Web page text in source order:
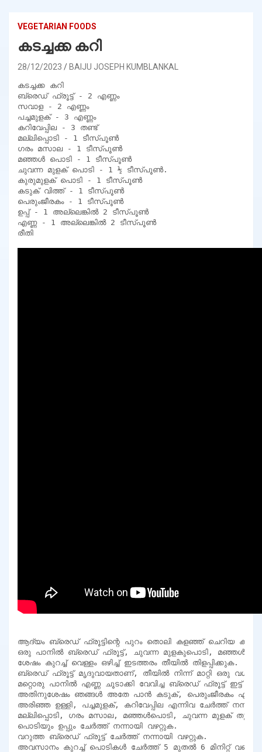
VEGETARIAN FOODS
കടച്ചക്ക കറി
28/12/2023 BAIJU JOSEPH KUMBLANKAL
കടച്ചക്ക കറി
ബ്രെഡ് ഫ്രൂട്ട് - 2 എണ്ണം
സവാള - 2 എണ്ണം
പച്ചമുളക് - 3 എണ്ണം
കറിവേപ്പില - 3 തണ്ട്
മല്ലിപ്പൊടി - 1 ടീസ്പൂൺ
ഗരം മസാല - 1 ടീസ്പൂൺ
മഞ്ഞൾ പൊടി - 1 ടീസ്പൂൺ
ചുവന്ന മുളക് പൊടി - 1 ½ ടീസ്പൂൺ.
കുരുമുളക് പൊടി - 1 ടീസ്പൂൺ
കടുക് വിത്ത് - 1 ടീസ്പൂൺ
പെരുംജീരകം - 1 ടീസ്പൂൺ
ഉപ്പ് - 1 അല്ലെങ്കിൽ 2 ടീസ്പൂൺ
എണ്ണ - 1 അല്ലെങ്കിൽ 2 ടീസ്പൂൺ
രീതി
ആദ്യം ബ്രെഡ് ഫ്രൂട്ടിന്റെ പുറം തൊലി കളഞ്ഞ് ചെറിയ
ഒരു പാനിൽ ബ്രെഡ് ഫ്രൂട്ട്, ചുവന്ന മുളകുപൊടി,
ശേഷം കുറച്ച് വെള്ളം ഒഴിച്ച് ഇടത്തരം തീയിൽ തിളപ്പിക്കുക.
ബ്രെഡ് ഫ്രൂട്ട് മൃദുവായതാണ്, തീയിൽ നിന്ന് മാറ്റി ഒരു വശം
മറ്റൊരു പാനിൽ എണ്ണ ചൂടാക്കി വേവിച്ച ബ്രെഡ് ഫ്രൂട്ട് ഇട്ട്
അതിനുശേഷം ഞങ്ങൾ അതേ പാൻ കടുക്, പെരുംജീരകം
അരിഞ്ഞ ഉള്ളി, പച്ചമുളക്, കറിവേപ്പില എന്നിവ ചേർത്ത്
മല്ലിപ്പൊടി, ഗരം മസാല, മഞ്ഞൾപൊടി, ചുവന്ന മുളക്
പൊടിയും ഉപ്പും ചേർത്ത് നന്നായി വഴറ്റുക.
വറുത്ത ബ്രെഡ് ഫ്രൂട്ട് ചേർത്ത് നന്നായി വഴറ്റുക.
അവസാനം കുറച്ച് പൊടികൾ ചേർത്ത് 5 മുതൽ 6 മിനിറ്റ് വരെ